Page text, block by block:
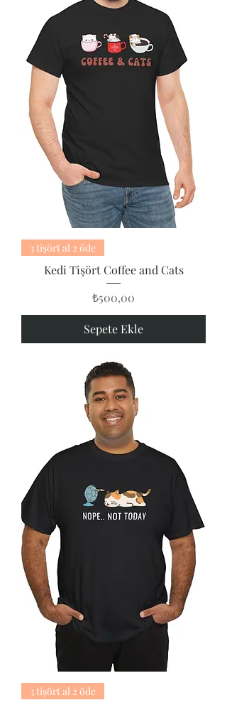
3 tişört al 2 öde
Kedi Tişört Coffee and Cats
Fiyat
₺500,00
Sepete Ekle
3 tişört al 2 öde